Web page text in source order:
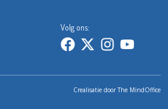
Volg ons:
Crealisatie doorThe MindOffice